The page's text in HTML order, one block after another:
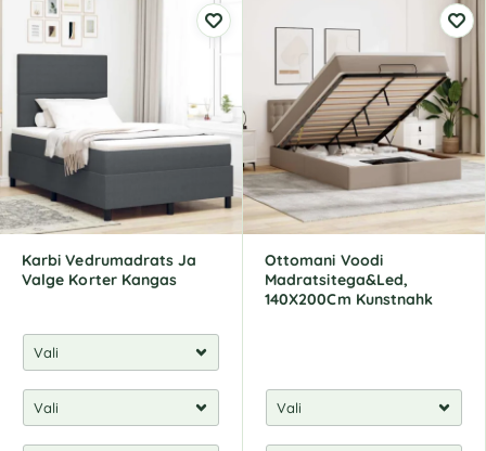
Karbi Vedrumadrats Ja
Valge Korter Kangas
Ottomani Voodi
Madratsitega&Led,
140X200Cm Kunstnahk